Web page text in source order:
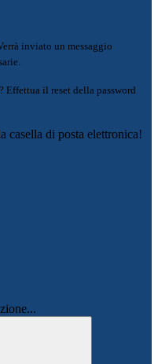
inviato un messaggio
Effettua il reset della password
casella di posta elettronica!